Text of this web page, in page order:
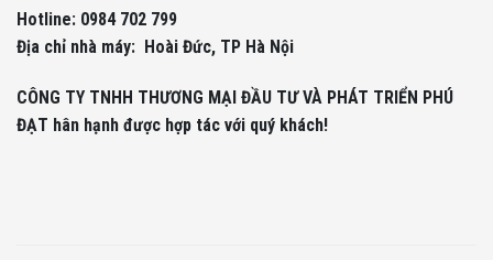
Hotline: 0984 702 799
Địa chỉ nhà máy: Hoài Đức, TP Hà Nội
CÔNG TY TNHH THƯƠNG MẠI ĐẦU TƯ VÀ PHÁT TRIỂN PHÚ
ĐẠT hân hạnh được hợp tác với quý khách!